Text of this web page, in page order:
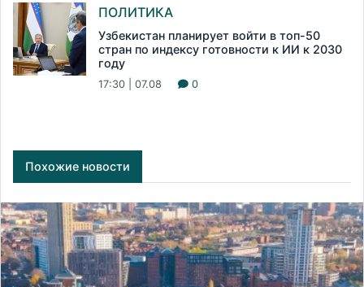
ПОЛИТИКА
Узбекистан планирует войти в топ-50
стран по индексу готовности к ИИ к 2030
году
17:30 | 07.08 0
Похожие новости